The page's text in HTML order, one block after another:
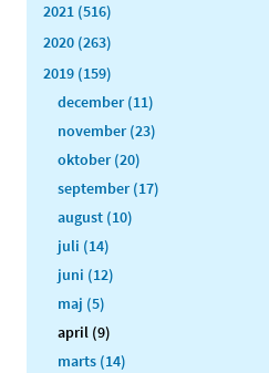
2021 (516)
2020 (263)
2019 (159)
december (11)
november (23)
oktober (20)
september (17)
august (10)
juli (14)
juni (12)
maj (5)
april (9)
marts (14)